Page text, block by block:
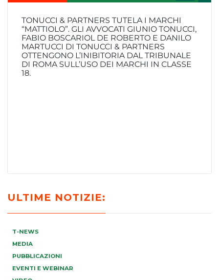
TONUCCI & PARTNERS TUTELA I MARCHI
“MATTIOLO”. GLI AVVOCATI GIUNIO TONUCCI,
FABIO BOSCARIOL DE ROBERTO E DANILO
MARTUCCI DI TONUCCI & PARTNERS
OTTENGONO L’INIBITORIA DAL TRIBUNALE
DI ROMA SULL’USO DEI MARCHI IN CLASSE
18.
ULTIME NOTIZIE:
T-NEWS
MEDIA
PUBBLICAZIONI
EVENTI E WEBINAR